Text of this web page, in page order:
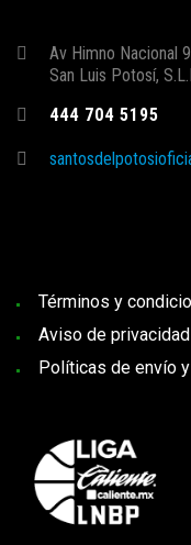
Av Himno Nacional
San Luis Potosí,
444 704 5195
Términos y
Aviso de privacidad
Políticas de envío